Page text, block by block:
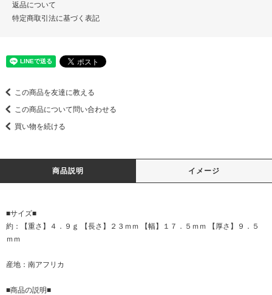
返品について
特定商取引法に基づく表記
この商品を友達に教える
この商品について問い合わせる
買い物を続ける
商品説明 イメージ
■サイズ■
約：【重さ】４．９ｇ 【長さ】２３ｍｍ 【幅】１７．５ｍｍ 【厚さ】９．５
ｍｍ
産地：南アフリカ
■商品の説明■